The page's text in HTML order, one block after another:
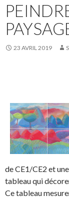
23 AVRIL 2019
a
r
e
o
n
F
a
c
a
r
e
o
n
T
w
i
de CE1/CE2 et
tableau qui
Ce tableau